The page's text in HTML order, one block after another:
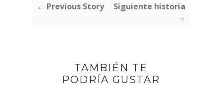
← Previous Story
Siguiente historia
→
TAMBIÉN TE
PODRÍA GUSTAR